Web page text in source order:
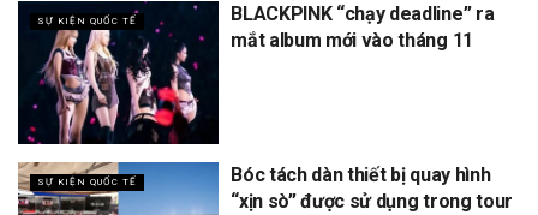
SỰ KIỆN QUỐC TẾ
BLACKPINK “chạy deadline” ra
mắt album mới vào tháng 11
SỰ KIỆN QUỐC TẾ
Bóc tách dàn thiết bị quay hình
“xịn sò” được sử dụng trong tour